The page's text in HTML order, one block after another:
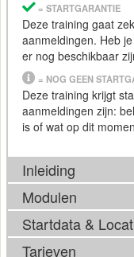
= STARTGARANTIE
Deze training gaat
aanmeldingen. Heb
er nog beschikbaar
= NOG GEEN
Deze training krijgt
aanmeldingen zijn:
is of wat op dit
Inleiding
Ethisch hacken
Als
Modulen
Modulen training
Startdata &
Tarieven